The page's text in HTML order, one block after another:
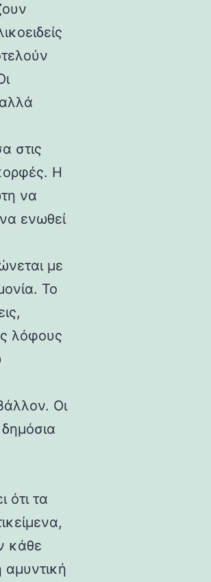
στις
Η
να
ενωθεί
με
Το
λόφους
Οι
ότι τα
κάθε
αμυντική